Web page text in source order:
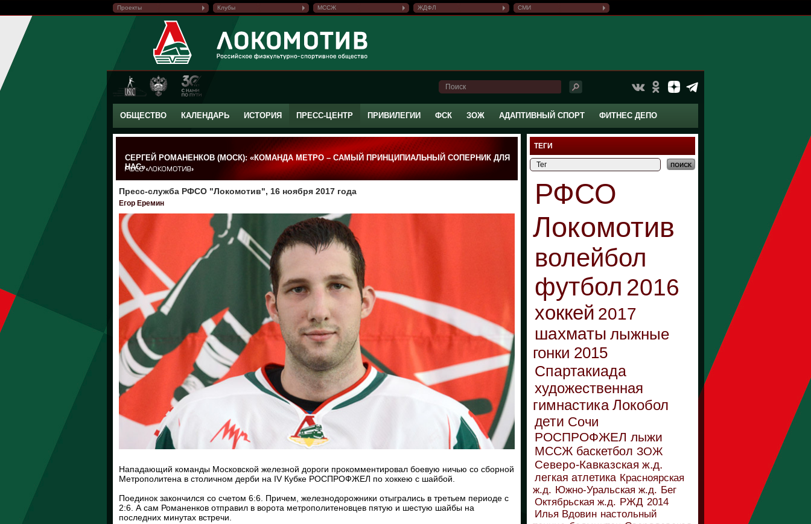
Проекты Клубы МССЖ ЖДФЛ СМИ
ОБЩЕСТВО КАЛЕНДАРЬ ИСТОРИЯ ПРЕСС-ЦЕНТР ПРИВИЛЕГИИ ФСК ЗОЖ АДАПТИВНЫЙ СПОРТ ФИТНЕС ДЕПО
СЕРГЕЙ РОМАНЕНКОВ (МОСК): «КОМАНДА МЕТРО – САМЫЙ ПРИНЦИПИАЛЬНЫЙ СОПЕРНИК ДЛЯ
НАС»
Пресс-служба РФСО "Локомотив", 16 ноября 2017 года
Егор Еремин
Нападающий команды Московской железной дороги прокомментировал боевую ничью со сборной
Метрополитена в столичном дерби на IV Кубке РОСПРОФЖЕЛ по хоккею с шайбой.
Поединок закончился со счетом 6:6. Причем, железнодорожники отыгрались в третьем периоде с
2:6. А сам Романенков отправил в ворота метрополитеновцев пятую и шестую шайбы на
последних минутах встречи.
ТЕГИ
РФСО
Локомотив
волейбол
футбол 2016
хоккей 2017
шахматы лыжные
гонки 2015
Спартакиада
художественная
гимнастика Локобол
дети Сочи
РОСПРОФЖЕЛ лыжи
МССЖ баскетбол ЗОЖ
Северо-Кавказская ж.д.
легкая атлетика Красноярская
ж.д. Южно-Уральская ж.д. Бег
Октябрьская ж.д. РЖД 2014
Илья Вдовин настольный